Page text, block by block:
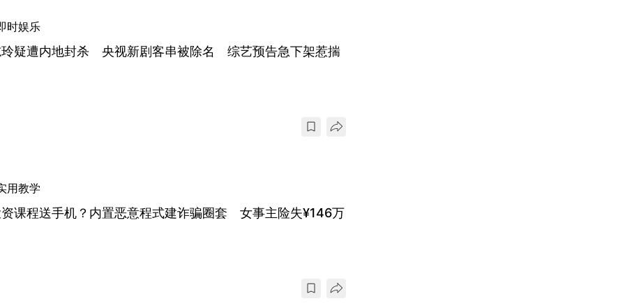
时娱乐
疑遭内地封杀 央视新剧客串被除名 综艺预告急下架惹揣
用教学
课程送手机？内置恶意程式建诈骗圈套 女事主险失¥146万